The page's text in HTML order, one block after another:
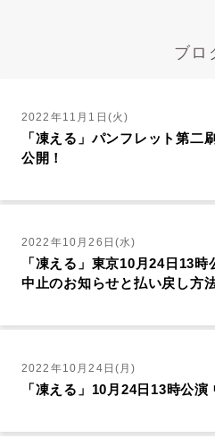
ブロ
2022年11月1日(火)
「凍える」パンフレット第二
公開！
2022年10月26日(水)
「凍える」東京10月24日13
中止のお知らせと払い戻し方
2022年10月24日(月)
「凍える」10月24日13時公